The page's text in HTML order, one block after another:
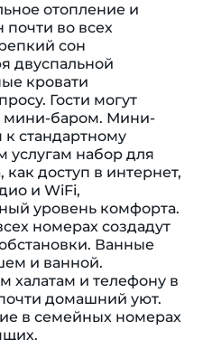
отопление и
почти во всех
сон
двуспальной
кровати
Гости могут
мини-баром. Мини-
к стандартному
набор для
как доступ в интернет,
и WiFi,
уровень комфорта.
номерах создадут
Ванные
и ванной.
халатам и телефону в
домашний уют.
в семейных номерах